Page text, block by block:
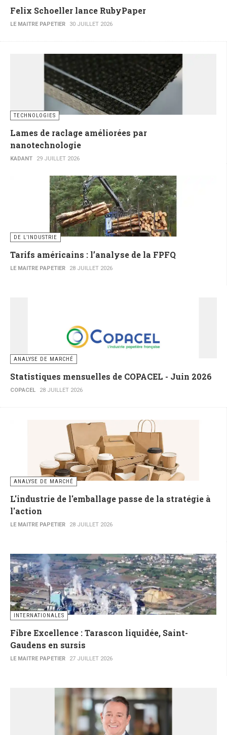
Felix Schoeller lance RubyPaper
LE MAITRE PAPETIER 30 JUILLET 2026
TECHNOLOGIES
Lames de raclage améliorées par
nanotechnologie
KADANT 29 JUILLET 2026
DE L’INDUSTRIE
Tarifs américains : l’analyse de la FPFQ
LE MAITRE PAPETIER 28 JUILLET 2026
ANALYSE DE MARCHÉ
Statistiques mensuelles de COPACEL - Juin 2026
COPACEL 28 JUILLET 2026
ANALYSE DE MARCHÉ
L'industrie de l'emballage passe de la stratégie à
l'action
LE MAITRE PAPETIER 28 JUILLET 2026
INTERNATIONALES
Fibre Excellence : Tarascon liquidée, Saint-
Gaudens en sursis
LE MAITRE PAPETIER 27 JUILLET 2026